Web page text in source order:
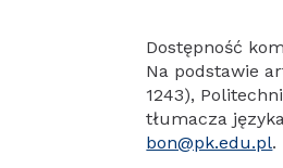
Dostępność
Na podstawie
1243),
tłumacza
bon@pk.edu.pl.